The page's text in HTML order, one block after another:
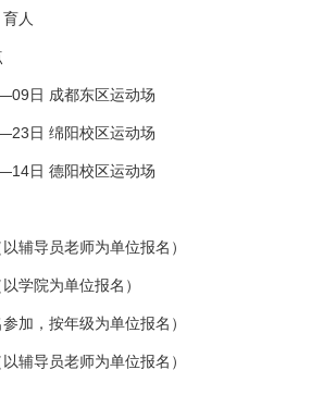
人
日 成都东区运动场
日 绵阳校区运动场
日 德阳校区运动场
辅导员老师为单位报名）
学院为单位报名）
加，按年级为单位报名）
辅导员老师为单位报名）